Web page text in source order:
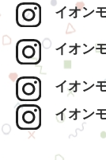
イオンモ
イオンモ
イオンモ
イオン